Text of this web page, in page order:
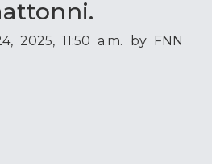
2025, 11:50 a.m. by FNN